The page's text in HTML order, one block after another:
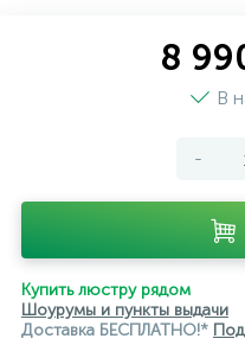
8
В
-
Купить люстру рядом
Шоурумы и пункты выдачи
Доставка БЕСПЛАТНО!*